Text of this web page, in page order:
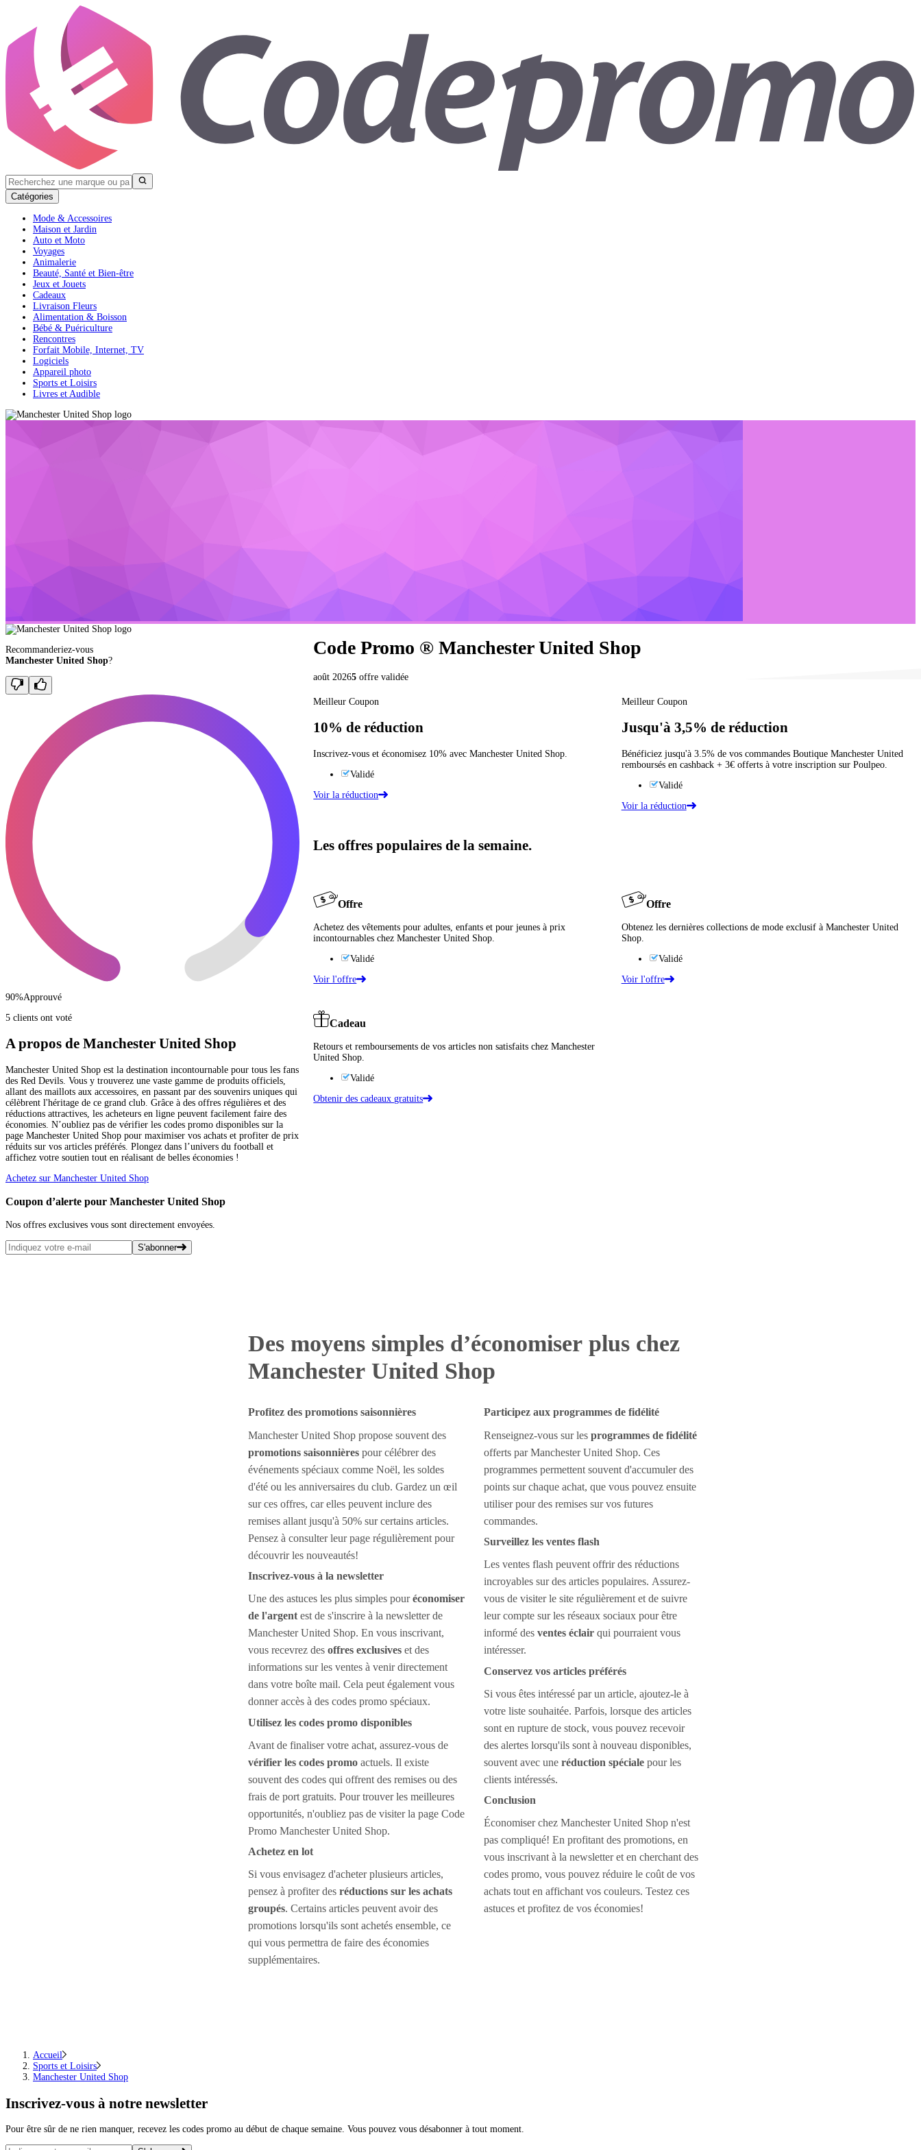
Catégories
Mode & Accessoires
Maison et Jardin
Auto et Moto
Voyages
Animalerie
Beauté, Santé et Bien-être
Jeux et Jouets
Cadeaux
Livraison Fleurs
Alimentation & Boisson
Bébé & Puériculture
Rencontres
Forfait Mobile, Internet, TV
Logiciels
Appareil photo
Sports et Loisirs
Livres et Audible
Code Promo ® Manchester United Shop
août 20265 offre validée
Meilleur Coupon
10% de réduction
Inscrivez-vous et économisez 10% avec Manchester United Shop.
Validé
Voir la réduction
Meilleur Coupon
Jusqu'à 3,5% de réduction
Bénéficiez jusqu'à 3.5% de vos commandes Boutique Manchester United
remboursés en cashback + 3€ offerts à votre inscription sur Poulpeo.
Validé
Voir la réduction
Les offres populaires de la semaine.
Offre
Achetez des vêtements pour adultes, enfants et pour jeunes à prix
incontournables chez Manchester United Shop.
Validé
Voir l'offre
Offre
Obtenez les dernières collections de mode exclusif à Manchester United
Shop.
Validé
Voir l'offre
Cadeau
Retours et remboursements de vos articles non satisfaits chez Manchester
United Shop.
Validé
Obtenir des cadeaux gratuits
Recommanderiez-vous
Manchester United Shop?
90%Approuvé
5 clients ont voté
A propos de Manchester United Shop
Manchester United Shop est la destination incontournable pour tous les fans
des Red Devils. Vous y trouverez une vaste gamme de produits officiels,
allant des maillots aux accessoires, en passant par des souvenirs uniques qui
célèbrent l'héritage de ce grand club. Grâce à des offres régulières et des
réductions attractives, les acheteurs en ligne peuvent facilement faire des
économies. N’oubliez pas de vérifier les codes promo disponibles sur la
page Manchester United Shop pour maximiser vos achats et profiter de prix
réduits sur vos articles préférés. Plongez dans l’univers du football et
affichez votre soutien tout en réalisant de belles économies !
Achetez sur Manchester United Shop
Coupon d’alerte pour Manchester United Shop
Nos offres exclusives vous sont directement envoyées.
S'abonner
Des moyens simples d’économiser plus chez
Manchester United Shop
Profitez des promotions saisonnières
Manchester United Shop propose souvent des
promotions saisonnières pour célébrer des
événements spéciaux comme Noël, les soldes
d'été ou les anniversaires du club. Gardez un œil
sur ces offres, car elles peuvent inclure des
remises allant jusqu'à 50% sur certains articles.
Pensez à consulter leur page régulièrement pour
découvrir les nouveautés!
Inscrivez-vous à la newsletter
Une des astuces les plus simples pouréconomiser
de l'argent est de s'inscrire à la newsletter de
Manchester United Shop. En vous inscrivant,
vous recevrez des offres exclusives et des
informations sur les ventes à venir directement
dans votre boîte mail. Cela peut également vous
donner accès à des codes promo spéciaux.
Utilisez les codes promo disponibles
Avant de finaliser votre achat, assurez-vous de
vérifier les codes promo actuels. Il existe
souvent des codes qui offrent des remises ou des
frais de port gratuits. Pour trouver les meilleures
opportunités, n'oubliez pas de visiter la page Code
Promo Manchester United Shop.
Achetez en lot
Si vous envisagez d'acheter plusieurs articles,
pensez à profiter des réductions sur les achats
groupés. Certains articles peuvent avoir des
promotions lorsqu'ils sont achetés ensemble, ce
qui vous permettra de faire des économies
supplémentaires.
Participez aux programmes de fidélité
Renseignez-vous sur les programmes de fidélité
offerts par Manchester United Shop. Ces
programmes permettent souvent d'accumuler des
points sur chaque achat, que vous pouvez ensuite
utiliser pour des remises sur vos futures
commandes.
Surveillez les ventes flash
Les ventes flash peuvent offrir des réductions
incroyables sur des articles populaires. Assurez-
vous de visiter le site régulièrement et de suivre
leur compte sur les réseaux sociaux pour être
informé des ventes éclair qui pourraient vous
intéresser.
Conservez vos articles préférés
Si vous êtes intéressé par un article, ajoutez-le à
votre liste souhaitée. Parfois, lorsque des articles
sont en rupture de stock, vous pouvez recevoir
des alertes lorsqu'ils sont à nouveau disponibles,
souvent avec une réduction spéciale pour les
clients intéressés.
Conclusion
Économiser chez Manchester United Shop n'est
pas compliqué! En profitant des promotions, en
vous inscrivant à la newsletter et en cherchant des
codes promo, vous pouvez réduire le coût de vos
achats tout en affichant vos couleurs. Testez ces
astuces et profitez de vos économies!
Accueil
Sports et Loisirs
Manchester United Shop
Inscrivez-vous à notre newsletter
Pour être sûr de ne rien manquer, recevez les codes promo au début de chaque semaine. Vous pouvez vous désabonner à tout moment.